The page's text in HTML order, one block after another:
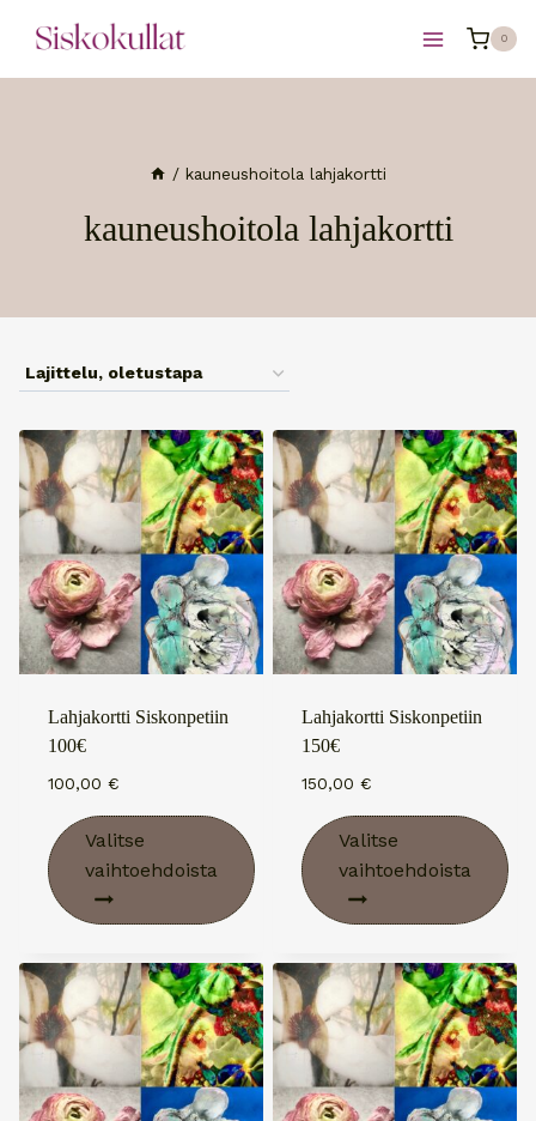
sisältöön
0
/ kauneushoitola lahjakortti
kauneushoitola lahjakortti
Lahjakortti Siskonpetiin
100€
100,00 €
Valitse
vaihtoehdoista
tuotteella
on
useampi
muunnelma.
Voit
Lahjakortti Siskonpetiin
150€
150,00 €
Valitse
vaihtoehdoista
tuotteella
on
useampi
muunnelma.
Voit